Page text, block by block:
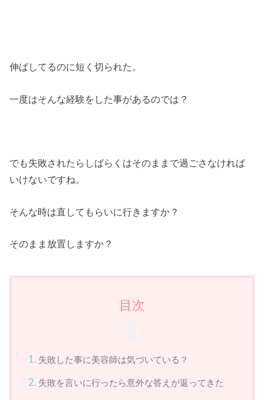
伸ばしてるのに短く切られた。
一度はそんな経験をした事があるのでは？
でも失敗されたらしばらくはそのままで過ごさなければ
いけないですね。
そんな時は直してもらいに行きますか？
そのまま放置しますか？
目次
失敗した事に美容師は気づいている？
失敗を言いに行ったら意外な答えが返ってきた